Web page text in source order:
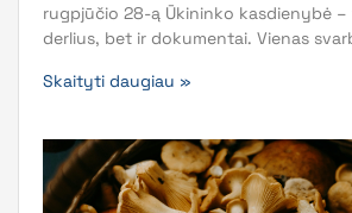
rugpjūčio 28-ą Ūkininko kasdienybė
derlius, bet ir dokumentai. Vienas
Skaityti daugiau »